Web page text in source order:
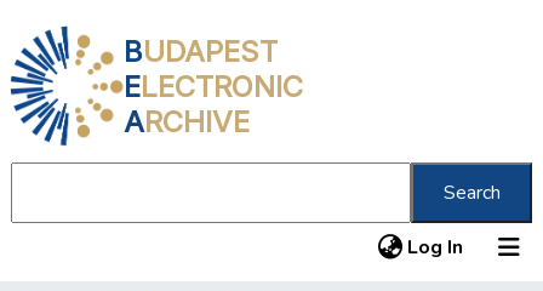
BUDAPEST
ELECTRONIC
ARCHIVE
Search
Log In (current)